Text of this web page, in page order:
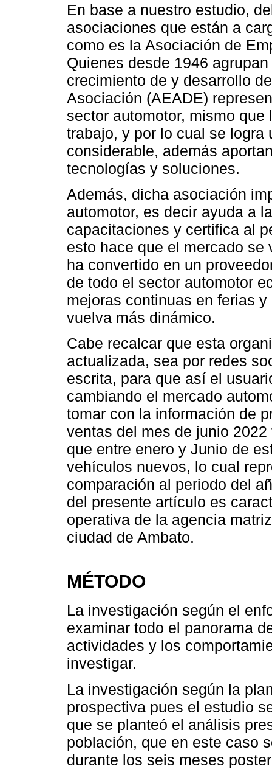
En base a nuestro estudio,
asociaciones que están a
como es la Asociación de
Quienes desde 1946
crecimiento de y desarrollo
Asociación (AEADE)
sector automotor, mismo
trabajo, y por lo cual se logra
considerable, además
tecnologías y soluciones.
Además, dicha asociación
automotor, es decir ayuda a
capacitaciones y certifica al
esto hace que el mercado
ha convertido en un
de todo el sector automotor
mejoras continuas en ferias
vuelva más dinámico.
Cabe recalcar que esta
actualizada, sea por redes
escrita, para que así el
cambiando el mercado
tomar con la información de
ventas del mes de junio
que entre enero y Junio de
vehículos nuevos, lo cual
comparación al periodo del
del presente artículo es
operativa de la agencia
ciudad de Ambato.
MÉTODO
La investigación según el
examinar todo el panorama
actividades y los
investigar.
La investigación según la
prospectiva pues el estudio
que se planteó el análisis
población, que en este caso
durante los seis meses